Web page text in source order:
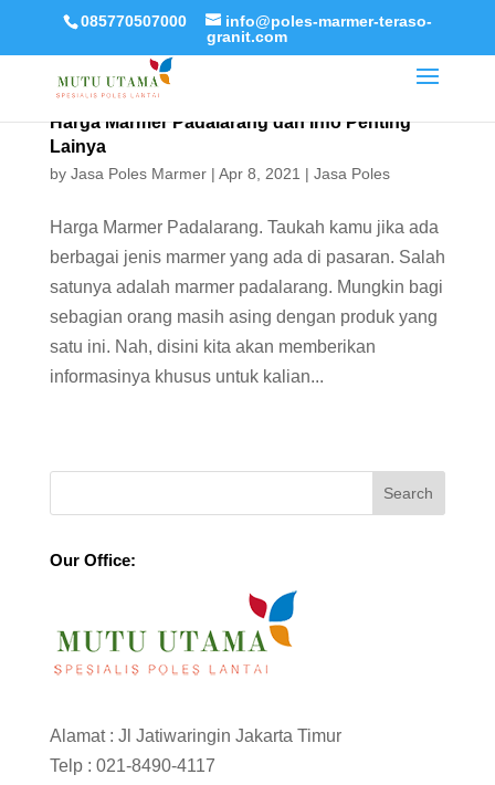
085770507000
info@poles-marmer-teraso-
granit.com
Harga Marmer Padalarang dan Info Penting
Lainya
by Jasa Poles Marmer| Apr 8, 2021 | Jasa Poles
Harga Marmer Padalarang. Taukah kamu jika ada
berbagai jenis marmer yang ada di pasaran. Salah
satunya adalah marmer padalarang. Mungkin bagi
sebagian orang masih asing dengan produk yang
satu ini. Nah, disini kita akan memberikan
informasinya khusus untuk kalian...
Our Office:
Alamat : Jl Jatiwaringin Jakarta Timur
Telp : 021-8490-4117